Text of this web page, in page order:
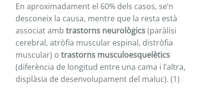
En aproximadament el 60% dels casos, se’n
desconeix la causa, mentre que la resta està
associat amb trastorns neurològics(paràlisi
cerebral, atròfia muscular espinal, distròfia
muscular) o trastorns musculoesquelètics
(diferència de longitud entre una cama i l’altra,
displàsia de desenvolupament del maluc). (1)